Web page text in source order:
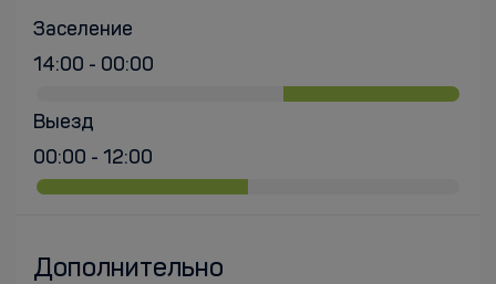
Заселение
14:00 - 00:00
Выезд
00:00 - 12:00
Дополнительно